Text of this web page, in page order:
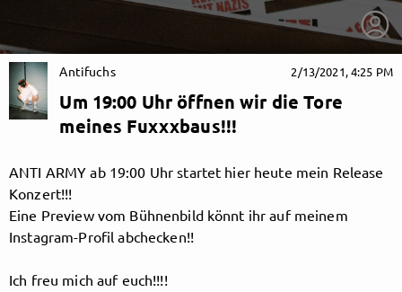
Antifuchs 2/13/2021, 4:25 PM
Um 19:00 Uhr öffnen wir die Tore
meines Fuxxxbaus!!!
ANTI ARMY ab 19:00 Uhr startet hier heute mein Release
Konzert!!!
Eine Preview vom Bühnenbild könnt ihr auf meinem
Instagram-Profil abchecken!!
Ich freu mich auf euch!!!!